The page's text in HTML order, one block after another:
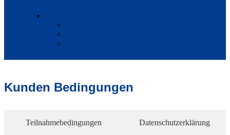
Kunden Bedingungen
Teilnahmebedingungen Datenschutzerklärung